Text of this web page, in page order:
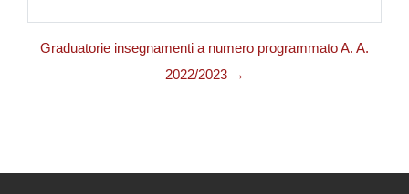
Graduatorie insegnamenti a numero programmato A. A.
2022/2023 →